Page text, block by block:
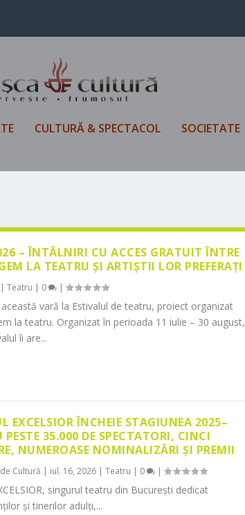
CULTURĂ & SPECTACOL SOCIETATE
– ÎNTÂLNIRI CU ACCES GRATUIT ÎNTRE
LA TEATRU ȘI ARTIȘTII LOR PREFERAȚI
|Teatru | 0 |
vară la Estivalul de teatru, proiect organizat
la teatru. Organizat în perioada 11 iulie – 30 august,
îi are...
EXCELSIOR ÎNCHEIE STAGIUNEA 2025–
PESTE 35.000 DE SPECTATORI, CINCI
NUMEROASE NOMINALIZĂRI ȘI PREMII
Cultură | iul. 16, 2026| Teatru | 0 |
singurul teatru din București dedicat
și tinerilor adulți,...